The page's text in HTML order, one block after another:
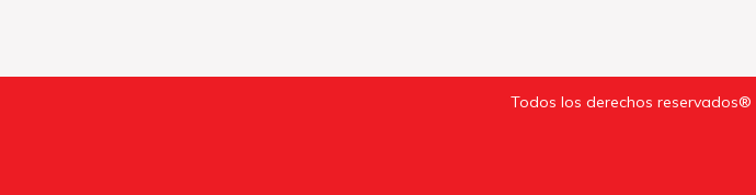
Todos los derechos reservados®